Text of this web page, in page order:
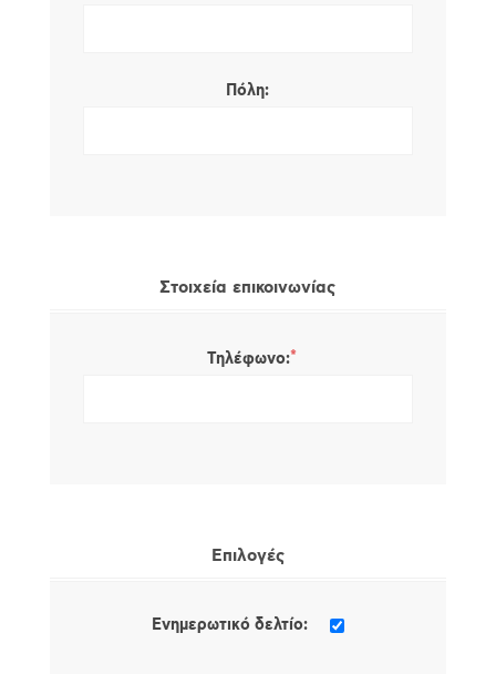
Πόλη:
Στοιχεία επικοινωνίας
Τηλέφωνο:*
Επιλογές
Ενημερωτικό δελτίο: